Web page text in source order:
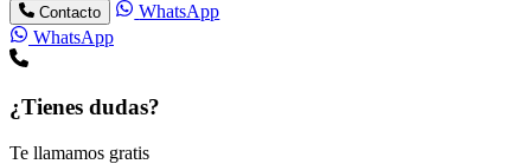
Contacto
WhatsApp
WhatsApp
¿Tienes dudas?
Te llamamos gratis